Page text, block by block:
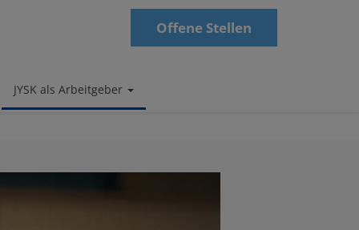
Offene Stellen
JYSK als Arbeitgeber